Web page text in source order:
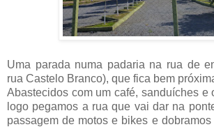
Uma parada numa padaria na rua de
rua Castelo Branco), que fica bem
Abastecidos com um café, sanduíches e
logo pegamos a rua que vai dar na
passagem de motos e bikes e